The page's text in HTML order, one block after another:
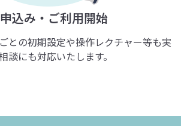
込み・ご利用開始
との初期設定や操作レクチャー等も実
談にも対応いたします。